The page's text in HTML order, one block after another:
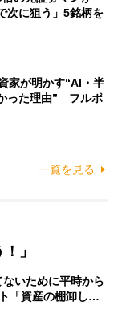
次に狙う」5銘柄を
家が明かす“AI・半
った理由” フルポ
一覧を見る
」
ないために平時から
「資産の棚卸し…